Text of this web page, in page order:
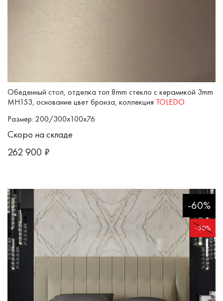
Обеденный стол, отделка топ 8mm стекло с керамикой 3mm
MH153, основание цвет бронза, коллекция TOLEDO
Размер: 200/300x100x76
Скоро на складе
262 900 ₽
-60%
-50%